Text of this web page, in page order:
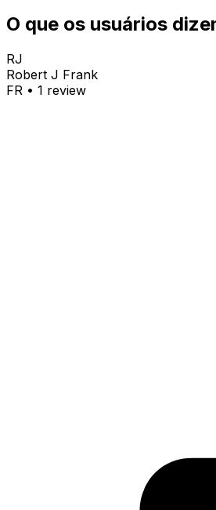
O que os usuários
RJ
Robert J Frank
FR • 1 review